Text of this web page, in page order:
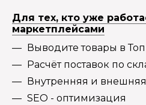
Для тех, кто уже
маркетплейсами
Выводите товары в Топ
Расчёт поставок по
Внутренняя и
SEO - оптимизация